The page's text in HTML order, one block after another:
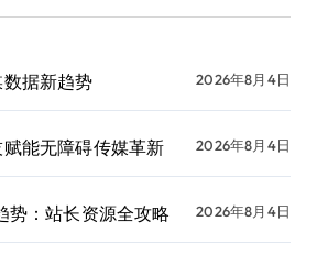
据新趋势 2026年8月4日
能无障碍传媒革新 2026年8月4日
势：站长资源全攻略 2026年8月4日